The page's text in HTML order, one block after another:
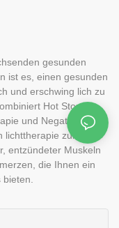
gesunden
ist es, einen gesunden
und erschwing lich zu
Hot Stone-
und Negative
lichttherapie zur
entzündeter Muskeln
die Ihnen ein